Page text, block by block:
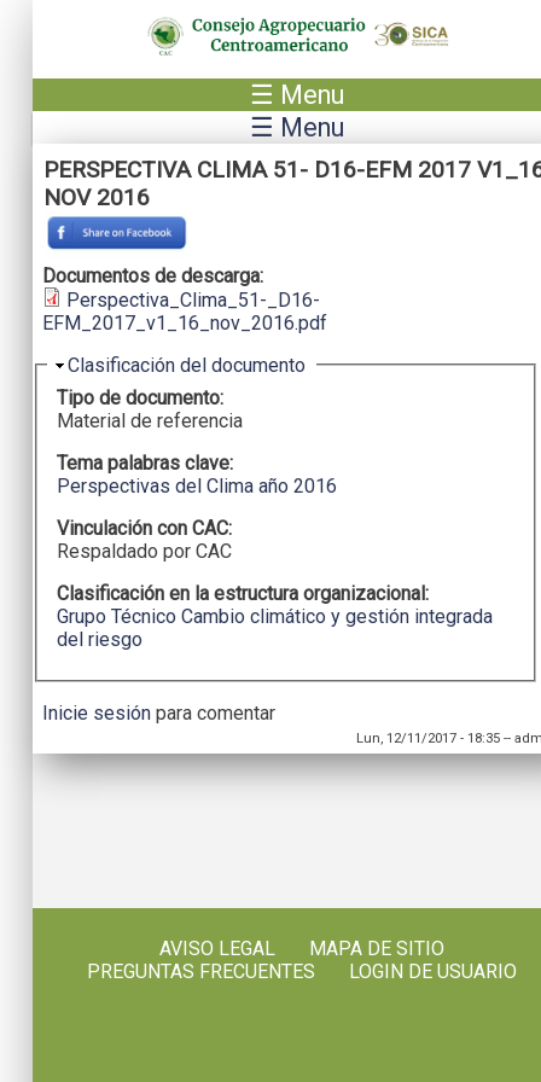
Pasar al contenido principal
☰ Menu
☰ Menu
PERSPECTIVA CLIMA 51- D16-EFM 2017
NOV 2016
Documentos de descarga:
Perspectiva_Clima_51-_D16-
EFM_2017_v1_16_nov_2016.pdf
Ocultar
Clasificación del documento
Tipo de documento:
Material de referencia
Tema palabras clave:
Perspectivas del Clima año 2016
Vinculación con CAC:
Respaldado por CAC
Clasificación en la estructura organizacional:
Grupo Técnico Cambio climático y gestión integrada
del riesgo
Inicie sesiónpara comentar
Lun, 12/11/2017 - 18:35 --
AVISO LEGAL
MAPA DE SITIO
PREGUNTAS FRECUENTES
LOGIN DE USUARIO